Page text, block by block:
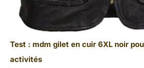
Test : mdm gilet en cuir 6XL noir
activités